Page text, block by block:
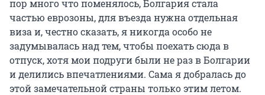
пор много что поменялось, Болгария стала
частью еврозоны, для въезда нужна отдельная
виза и, честно сказать, я никогда особо не
задумывалась над тем, чтобы поехать сюда в
отпуск, хотя мои подруги были не раз в Болгарии
и делились впечатлениями. Сама я добралась до
этой замечательной страны только этим летом.